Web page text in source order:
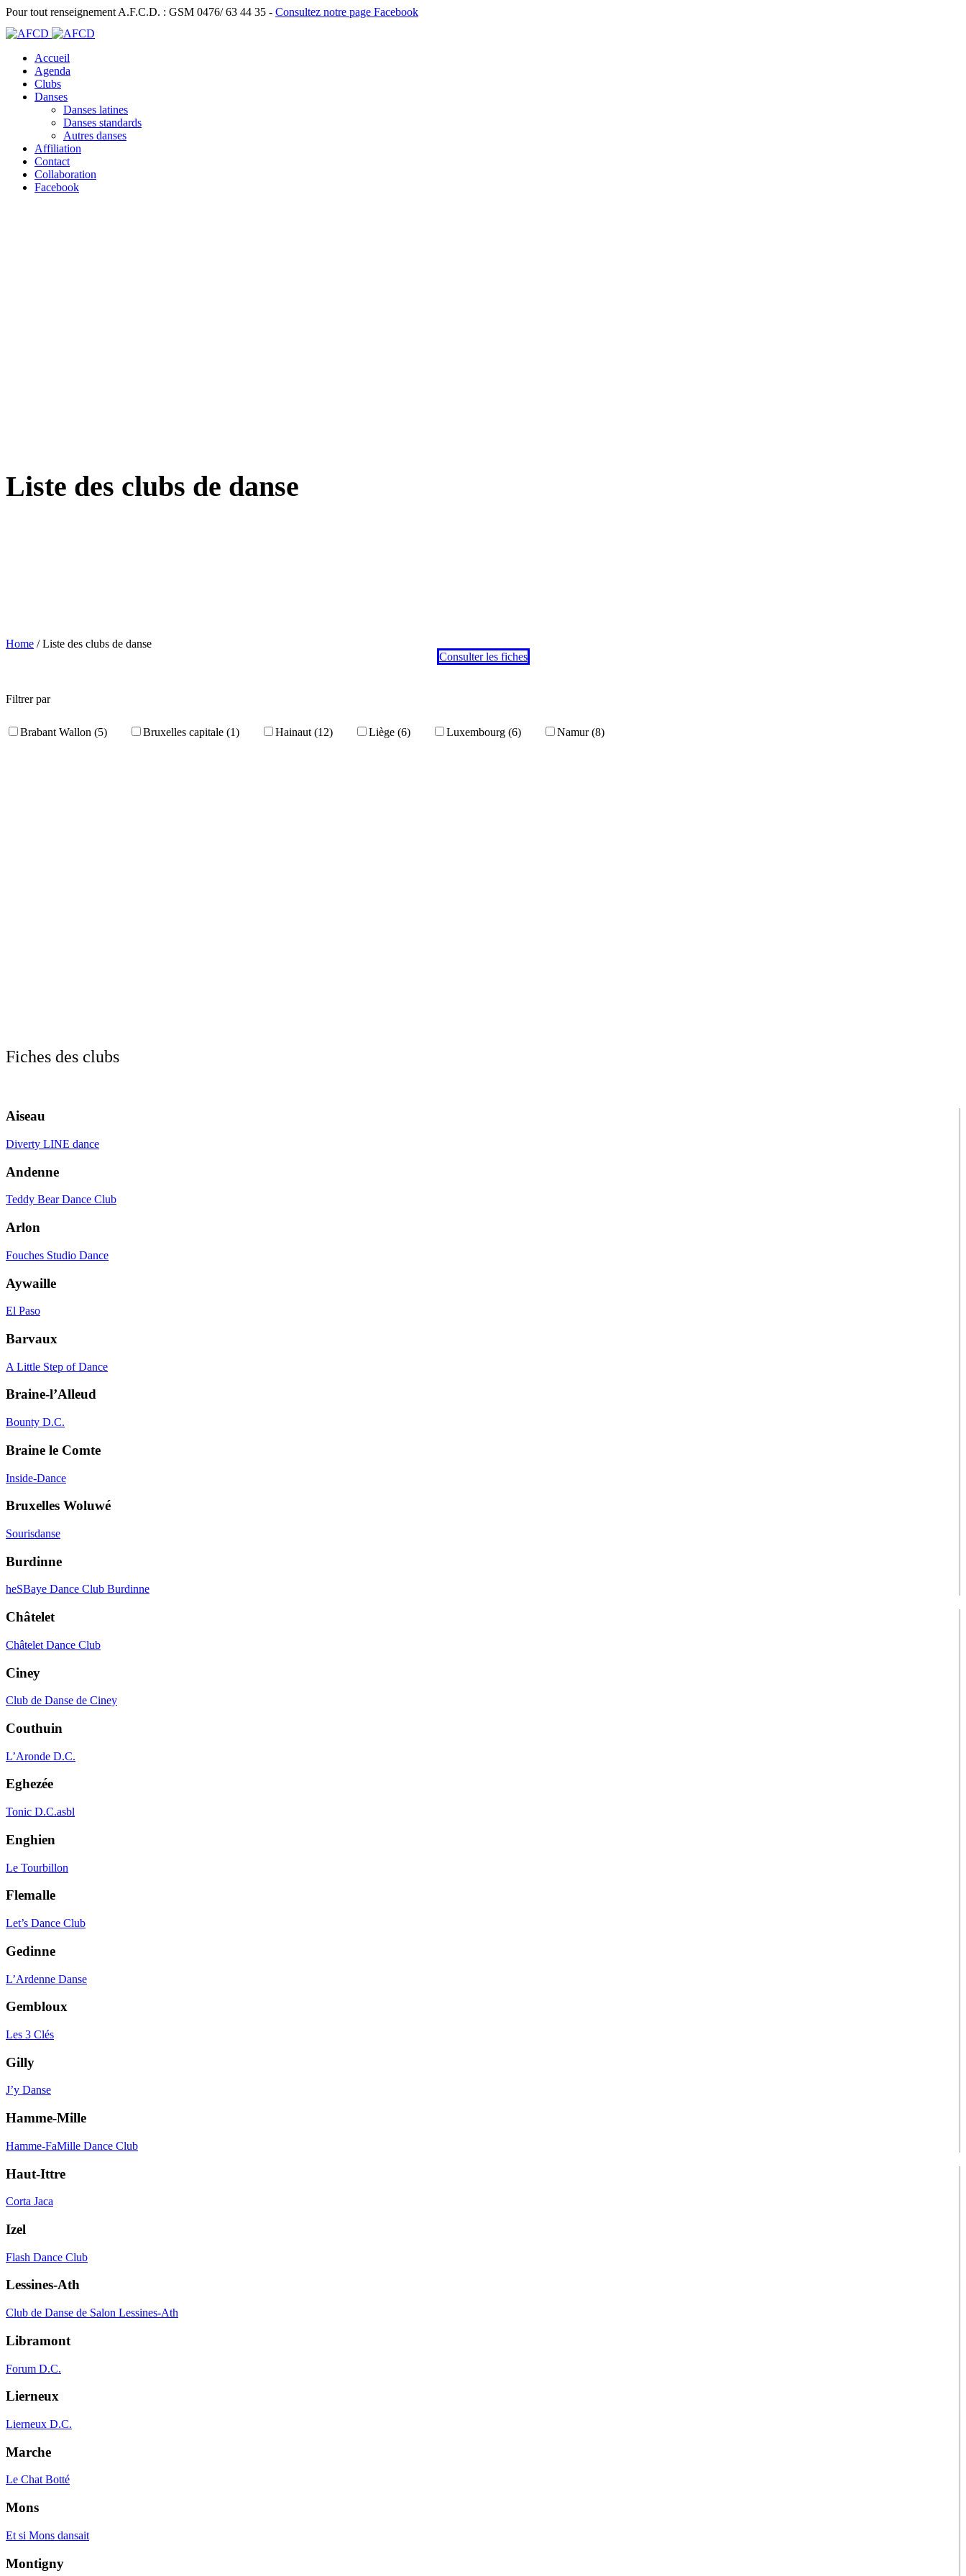
Pour tout renseignement A.F.C.D. : GSM 0476/ 63 44 35 - Consultez notre page Facebook
Accueil
Agenda
Clubs
Danses
Danses latines
Danses standards
Autres danses
Affiliation
Contact
Collaboration
Facebook
Liste des clubs de danse
Home /Liste des clubs de danse
Consulter les fiches
Filtrer par
Brabant Wallon (5) Bruxelles capitale (1) Hainaut (12) Liège (6) Luxembourg (6) Namur (8)
Fiches des clubs
Aiseau
Diverty LINE dance
Andenne
Teddy Bear Dance Club
Arlon
Fouches Studio Dance
Aywaille
El Paso
Barvaux
A Little Step of Dance
Braine-l’Alleud
Bounty D.C.
Braine le Comte
Inside-Dance
Bruxelles Woluwé
Sourisdanse
Burdinne
heSBaye Dance Club Burdinne
Châtelet
Châtelet Dance Club
Ciney
Club de Danse de Ciney
Couthuin
L’Aronde D.C.
Eghezée
Tonic D.C.asbl
Enghien
Le Tourbillon
Flemalle
Let’s Dance Club
Gedinne
L’Ardenne Danse
Gembloux
Les 3 Clés
Gilly
J’y Danse
Hamme-Mille
Hamme-FaMille Dance Club
Haut-Ittre
Corta Jaca
Izel
Flash Dance Club
Lessines-Ath
Club de Danse de Salon Lessines-Ath
Libramont
Forum D.C.
Lierneux
Lierneux D.C.
Marche
Le Chat Botté
Mons
Et si Mons dansait
Montigny